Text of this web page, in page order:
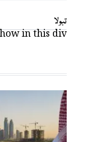
تبولا
in this div